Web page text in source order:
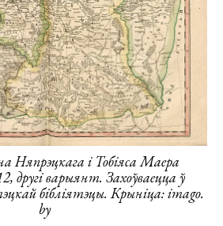
і Тобіяса Маера
другі варыянт. Захоўваецца ў
бібліятэцы. Крыніца: imago.
by